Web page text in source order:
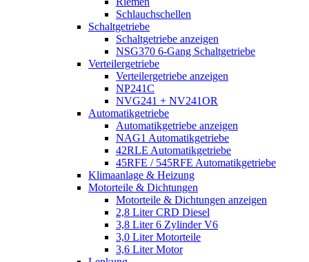
Schlauchschellen
Schaltgetriebe
Schaltgetriebe anzeigen
NSG370 6-Gang Schaltgetriebe
Verteilergetriebe
Verteilergetriebe anzeigen
NP241C
NVG241 + NV241OR
Automatikgetriebe
Automatikgetriebe anzeigen
NAG1 Automatikgetriebe
42RLE Automatikgetriebe
45RFE / 545RFE Automatikgetriebe
Klimaanlage & Heizung
Motorteile & Dichtungen
Motorteile & Dichtungen anzeigen
2,8 Liter CRD Diesel
3,8 Liter 6 Zylinder V6
3,0 Liter Motorteile
3,6 Liter Motor